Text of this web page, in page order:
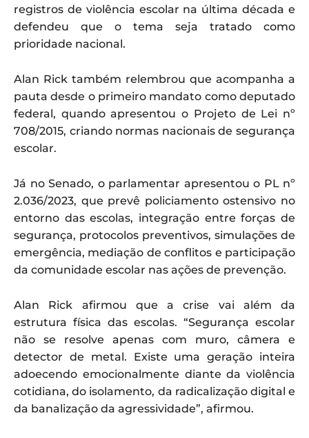
registros de violência escolar na última década e
defendeu que o tema seja tratado como
prioridade nacional.
Alan Rick também relembrou que acompanha a
pauta desde o primeiro mandato como deputado
federal, quando apresentou o Projeto de Lei nº
708/2015, criando normas nacionais de segurança
escolar.
Já no Senado, o parlamentar apresentou o PL nº
2.036/2023, que prevê policiamento ostensivo no
entorno das escolas, integração entre forças de
segurança, protocolos preventivos, simulações de
emergência, mediação de conflitos e participação
da comunidade escolar nas ações de prevenção.
Alan Rick afirmou que a crise vai além da
estrutura física das escolas. “Segurança escolar
não se resolve apenas com muro, câmera e
detector de metal. Existe uma geração inteira
adoecendo emocionalmente diante da violência
cotidiana, do isolamento, da radicalização digital e
da banalização da agressividade”, afirmou.